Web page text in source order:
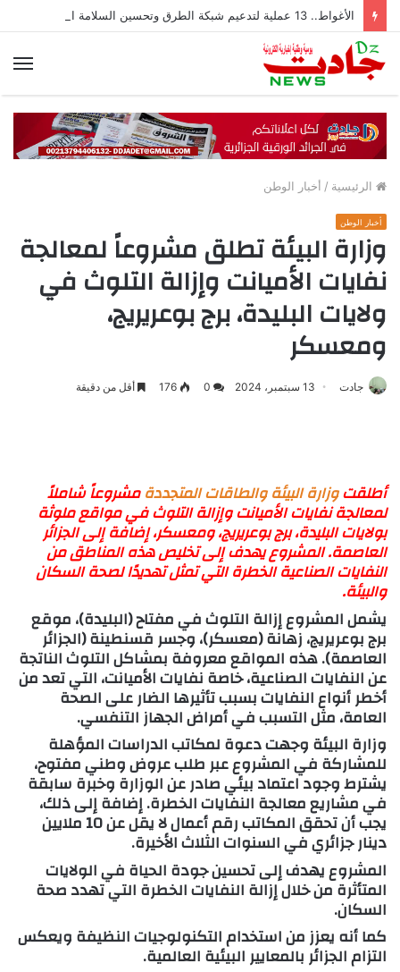
الأغواط.. 13 عملية لتدعيم شبكة الطرق وتحسين السلامة المرورية
الرئيسية / أخبار الوطن
أخبار الوطن
وزارة البيئة تطلق مشروعاً لمعالجة
نفايات الأميانت وإزالة التلوث في
ولايات البليدة، برج بوعريريج،
ومعسكر
جادت 13 سبتمبر، 2024 0
176 أقل من دقيقة
أطلقتوزارة البيئة والطاقات المتجددةمشروعاً شاملاً
لمعالجة نفايات الأميانت وإزالة التلوث في مواقع ملوثة
بولاياتالبليدة،برج بوعريريج، ومعسكر، إضافة إلىالجزائر
العاصمة. المشروع يهدف إلى تخليص هذه المناطق من
النفايات الصناعية الخطرة التي تمثل تهديدًا لصحة السكان
والبيئة.
يشمل المشروع إزالة التلوث فيمفتاح (البليدة)،موقع
برج بوعريريج،زهانة (معسكر)، وجسر قسنطينة (الجزائر
العاصمة). هذه المواقع معروفة بمشاكل التلوث الناتجة
عن النفايات الصناعية، خاصةنفايات الأميانت، التي تعد من
أخطر أنواع النفايات بسبب تأثيرها الضار على الصحة
العامة، مثل التسبب في أمراض الجهاز التنفسي.
وزارة البيئةوجهت دعوة لمكاتب الدراسات المؤهلة
للمشاركة في المشروع عبرطلب عروض وطني مفتوح،
يشترط وجود اعتماد بيئي صادر عن الوزارة وخبرة سابقة
في مشاريع معالجة النفايات الخطرة. إضافة إلى ذلك،
يجب أن تحقق المكاتب رقم أعمال لا يقل عن 10 ملايين
دينار جزائريفي السنوات الثلاث الأخيرة.
المشروع يهدف إلى تحسين جودة الحياة في الولايات
المتأثرة من خلال إزالة النفايات الخطرة التي تهدد صحة
السكان.
كما أنه يعزز من استخدامالتكنولوجيات النظيفةويعكس
التزام الجزائر بالمعايير البيئية العالمية.